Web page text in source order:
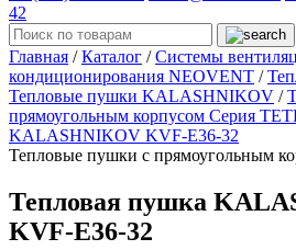
42
Главная / Каталог / Системы
кондиционирования NEOVENT /
Тепловые пушки KALASHNIKOV /
прямоугольным корпусом Серия
KALASHNIKOV KVF-E36-32
Тепловые пушки с прямоугольным
Тепловая пушка
KVF-E36-32